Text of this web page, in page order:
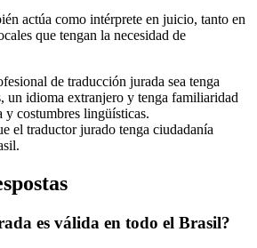
actúa como intérprete en juicio, tanto en
que tengan la necesidad de
de traducción jurada sea tenga
un idioma extranjero y tenga familiaridad
y costumbres lingüísticas.
el traductor jurado tenga ciudadanía
es válida en todo el Brasil?